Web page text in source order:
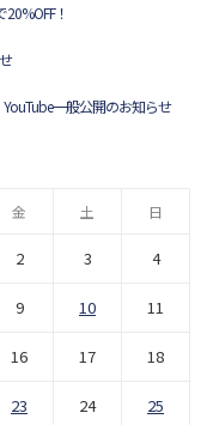
！
一般公開のお知らせ
金 土 日
2 3 4
9 10 11
16 17 18
23 24 25